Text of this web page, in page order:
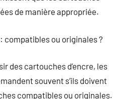
de manière appropriée.
compatibles ou originales ?
des cartouches d’encre, les
souvent s’ils doivent
compatibles ou originales.